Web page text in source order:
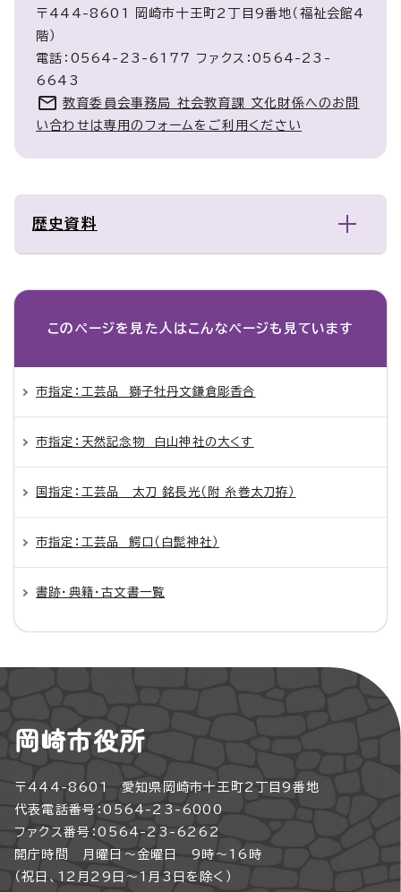
〒444-8601 岡崎市十王町2丁目9番地（福祉会館4
階）
電話：0564-23-6177 ファクス：0564-23-
6643
教育委員会事務局 社会教育課 文化財係へのお問
い合わせは専用のフォームをご利用ください
歴史資料
このページを見た人は こんなページも見ています
市指定：工芸品 獅子牡丹文鎌倉彫香合
市指定：天然記念物 白山神社の大くす
国指定：工芸品 太刀 銘長光（附 糸巻太刀拵）
市指定：工芸品 鰐口（白髭神社）
書跡・典籍・古文書一覧
岡崎市役所
〒444-8601 愛知県岡崎市十王町2丁目9番地
代表電話番号：0564-23-6000
ファクス番号：0564-23-6262
開庁時間 月曜日～金曜日 9時～16時
（祝日、12月29日～1月3日を除く）